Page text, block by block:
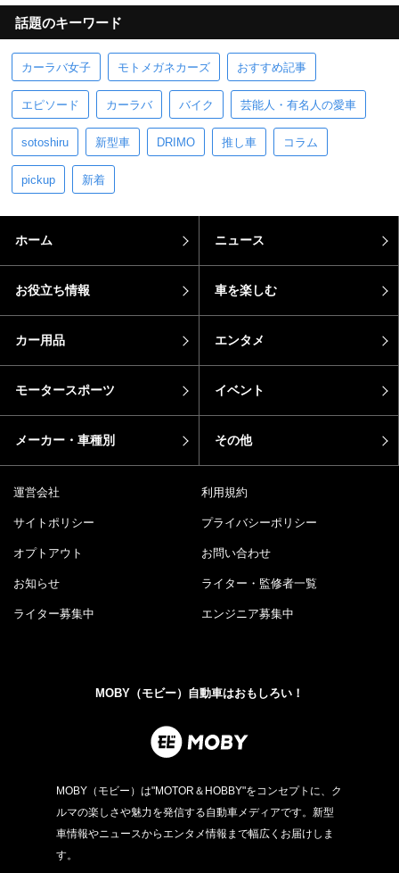
話題のキーワード
カーラバ女子 モトメガネカーズ おすすめ記事
エピソード カーラバ バイク 芸能人・有名人の愛車
sotoshiru 新型車 DRIMO 推し車 コラム
pickup 新着
ホーム ニュース
お役立ち情報 車を楽しむ
カー用品 エンタメ
モータースポーツ イベント
メーカー・車種別 その他
運営会社 利用規約
サイトポリシー プライバシーポリシー
オプトアウト お問い合わせ
お知らせ ライター・監修者一覧
ライター募集中 エンジニア募集中
MOBY（モビー）自動車はおもしろい！
MOBY（モビー）は"MOTOR＆HOBBY"をコンセプトに、ク
ルマの楽しさや魅力を発信する自動車メディアです。新型
車情報やニュースからエンタメ情報まで幅広くお届けしま
す。